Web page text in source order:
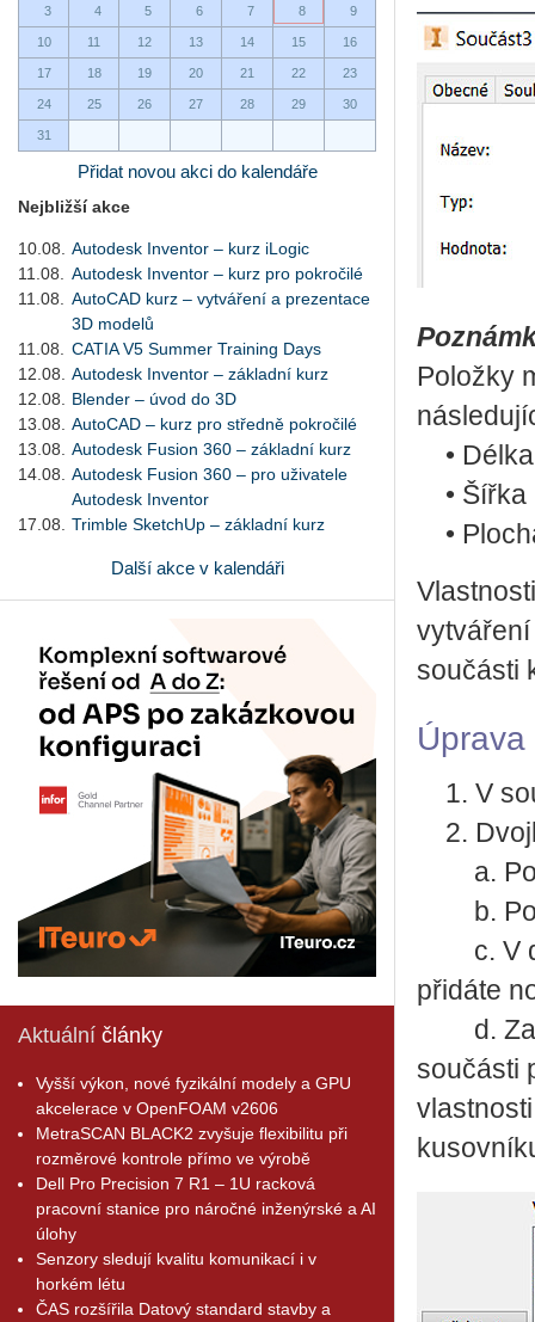
3 4 5 6 7 8 9
10 11 12 13 14 15 16
17 18 19 20 21 22 23
24 25 26 27 28 29 30
31
Přidat novou akci do kalendáře
Nejbližší akce
10.08.
Autodesk Inventor – kurz iLogic
11.08.
Autodesk Inventor – kurz pro pokročilé
11.08.
AutoCAD kurz – vytváření a prezentace
3D modelů
11.08.
CATIA V5 Summer Training Days
12.08.
Autodesk Inventor – základní kurz
12.08.
Blender – úvod do 3D
13.08.
AutoCAD – kurz pro středně pokročilé
13.08.
Autodesk Fusion 360 – základní kurz
14.08.
Autodesk Fusion 360 – pro uživatele
Autodesk Inventor
17.08.
Trimble SketchUp – základní kurz
Další akce v kalendáři
Aktuální články
Vyšší výkon, nové fyzikální modely a GPU
akcelerace v OpenFOAM v2606
MetraSCAN BLACK2 zvyšuje flexibilitu při
rozměrové kontrole přímo ve výrobě
Dell Pro Precision 7 R1 – 1U racková
pracovní stanice pro náročné inženýrské a AI
úlohy
Senzory sledují kvalitu komunikací i v
horkém létu
ČAS rozšířila Datový standard stavby a
Položky
• Délka
• Šířka
•
součásti
1. V
2.
a.
b.
c. V
přidáte
d.
součásti